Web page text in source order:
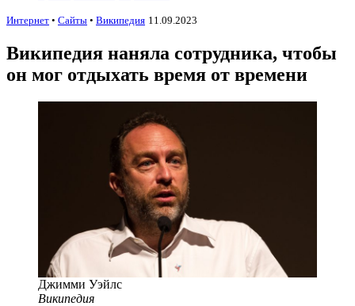
Интернет • Сайты • Википедия 11.09.2023
Википедия наняла сотрудника, чтобы
он мог отдыхать время от времени
Джимми Уэйлс
Википедия